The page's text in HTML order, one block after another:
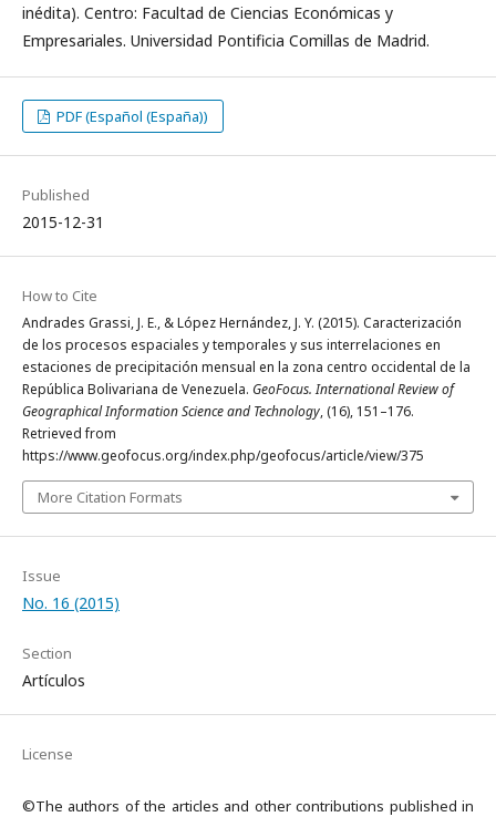
inédita). Centro: Facultad de Ciencias Económicas y
Empresariales. Universidad Pontificia Comillas de Madrid.
PDF (Español (España))
Published
2015-12-31
How to Cite
Andrades Grassi, J. E., & López Hernández, J. Y. (2015). Caracterización
de los procesos espaciales y temporales y sus interrelaciones en
estaciones de precipitación mensual en la zona centro occidental de la
República Bolivariana de Venezuela. GeoFocus. International Review of
Geographical Information Science and Technology, (16), 151–176.
Retrieved from
https://www.geofocus.org/index.php/geofocus/article/view/375
More Citation Formats
Issue
No. 16 (2015)
Section
Artículos
License
©The authors of the articles and other contributions published in